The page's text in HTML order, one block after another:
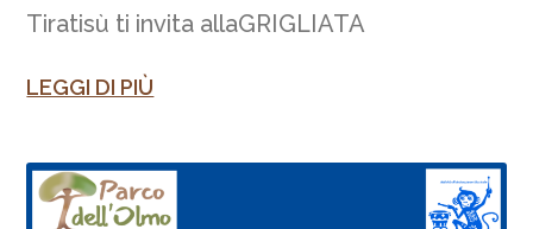
Tiratisù ti invita allaGRIGLIATA
LEGGI DI PIÙ